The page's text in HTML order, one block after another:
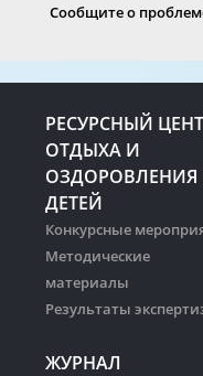
Сообщите о
РЕСУРСНЫЙ
ОТДЫХА И
ОЗДОРОВЛЕНИЯ
ДЕТЕЙ
Конкурсные
Методические
материалы
Результаты
ЖУРНАЛ